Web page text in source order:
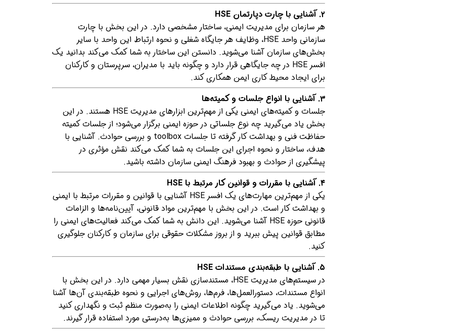
۲. آشنایی با چارت دپارتمان HSE
هر سازمان برای مدیریت ایمنی، ساختار مشخصی دارد. در این بخش با چارت
سازمانی واحد HSE، وظایف هر جایگاه شغلی و نحوه ارتباط این واحد با سایر
بخش‌های سازمان آشنا می‌شوید. دانستن این ساختار به شما کمک می‌کند بدانید یک
افسر HSE در چه جایگاهی قرار دارد و چگونه باید با مدیران، سرپرستان و کارکنان
برای ایجاد محیط کاری ایمن همکاری کند.
۳. آشنایی با انواع جلسات و کمیته‌ها
جلسات و کمیته‌های ایمنی یکی از مهم‌ترین ابزارهای مدیریت HSE هستند. در این
بخش یاد می‌گیرید چه نوع جلساتی در حوزه ایمنی برگزار می‌شود؛ از جلسات کمیته
حفاظت فنی و بهداشت کار گرفته تا جلسات toolbox و بررسی حوادث. آشنایی با
هدف، ساختار و نحوه اجرای این جلسات به شما کمک می‌کند نقش مؤثری در
پیشگیری از حوادث و بهبود فرهنگ ایمنی سازمان داشته باشید.
۴. آشنایی با مقررات و قوانین کار مرتبط با HSE
یکی از مهم‌ترین مهارت‌های یک افسر HSE آشنایی با قوانین و مقررات مرتبط با ایمنی
و بهداشت کار است. در این بخش با مهم‌ترین مواد قانونی، آیین‌نامه‌ها و الزامات
قانونی حوزه HSE آشنا می‌شوید. این دانش به شما کمک می‌کند فعالیت‌های ایمنی را
مطابق قوانین پیش ببرید و از بروز مشکلات حقوقی برای سازمان و کارکنان جلوگیری
کنید.
۵. آشنایی با طبقه‌بندی مستندات HSE
در سیستم‌های مدیریت HSE، مستندسازی نقش بسیار مهمی دارد. در این بخش با
انواع مستندات، دستورالعمل‌ها، فرم‌ها، روش‌های اجرایی و نحوه طبقه‌بندی آن‌ها آشنا
می‌شوید. یاد می‌گیرید چگونه اطلاعات ایمنی را به‌صورت منظم ثبت و نگهداری کنید
تا در مدیریت ریسک، بررسی حوادث و ممیزی‌ها به‌درستی مورد استفاده قرار گیرند.